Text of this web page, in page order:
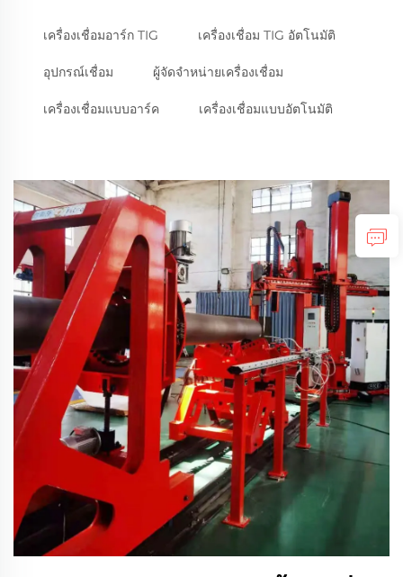
เครื่องเชื่อมอาร์ก TIG เครื่องเชื่อม TIG อัตโนมัติ
อุปกรณ์เชื่อม ผู้จัดจำหน่ายเครื่องเชื่อม
เครื่องเชื่อมแบบอาร์ค เครื่องเชื่อมแบบอัตโนมัติ